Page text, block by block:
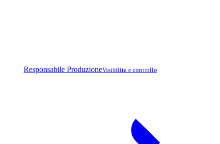
Responsabile ProduzioneVisibilita e controllo